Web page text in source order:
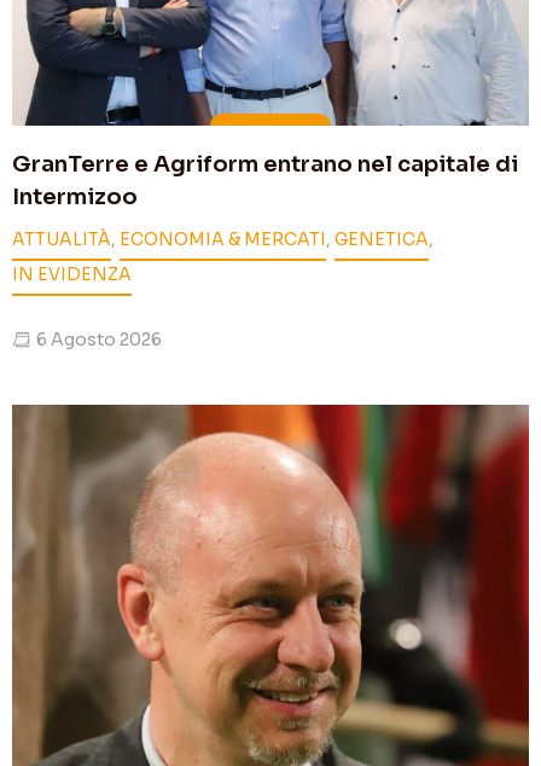
GranTerre e Agriform entrano nel capitale di
Intermizoo
ATTUALITÀ, ECONOMIA & MERCATI, GENETICA,
IN EVIDENZA
6 Agosto 2026